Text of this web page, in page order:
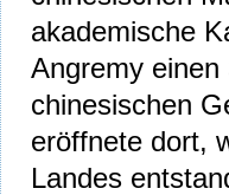
akademische
Angremy
chinesischen
eröffnete dort,
Landes